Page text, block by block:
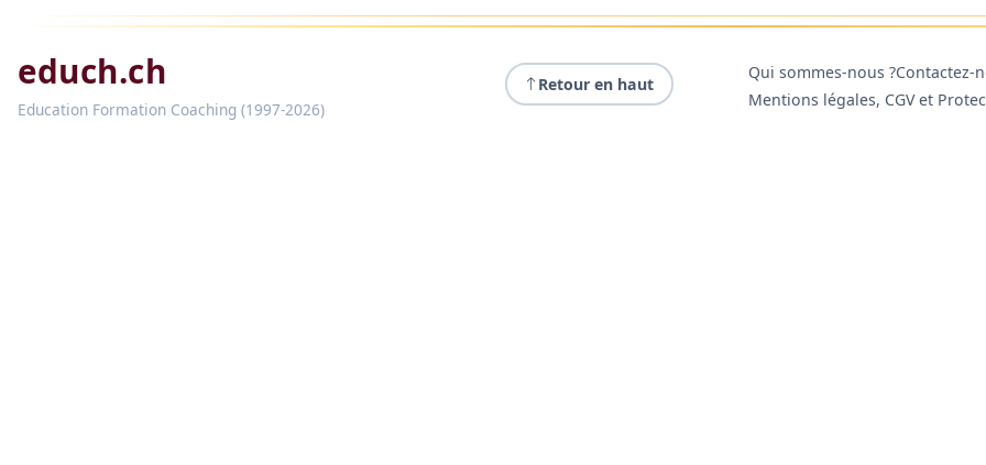
educh.ch
Education Formation Coaching (1997-2026)
Retour en haut
Qui sommes-nous ?Contactez-
Mentions légales, CGV et